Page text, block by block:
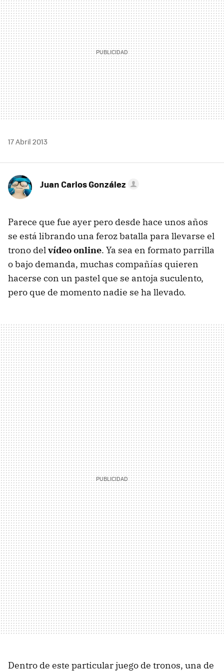
17 Abril 2013
Juan Carlos González
Parece que fue ayer pero desde hace unos años
se está librando una feroz batalla para llevarse el
trono delvídeo online. Ya sea en formato parrilla
o bajo demanda, muchas compañías quieren
hacerse con un pastel que se antoja suculento,
pero que de momento nadie se ha llevado.
Dentro de este particular juego de tronos, una de